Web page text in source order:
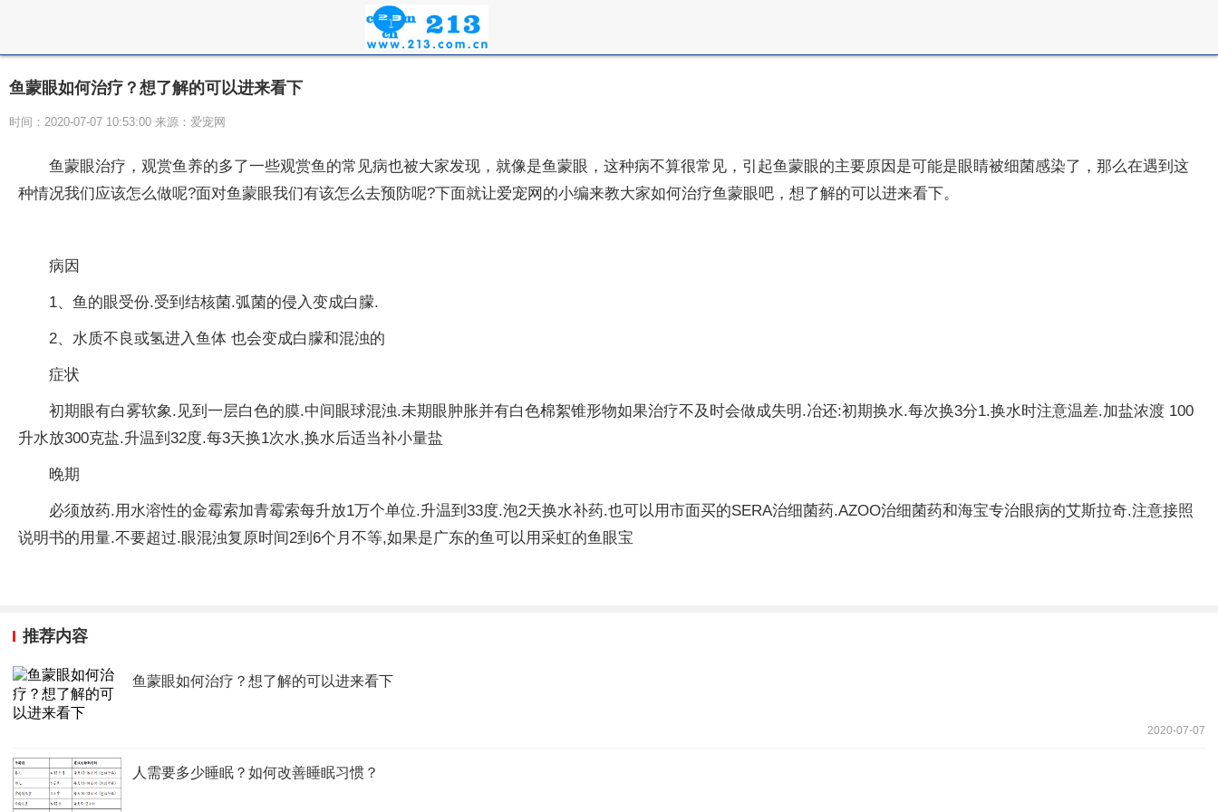
鱼蒙眼如何治疗？想了解的可以进来看下
时间：2020-07-07 10:53:00 来源：爱宠网
鱼蒙眼治疗，观赏鱼养的多了一些观赏鱼的常见病也被大家发现，就像是鱼蒙眼，这种病不算很常见，引起鱼蒙眼的主要原因是可能是眼睛被细菌感染了，那么在遇到这
种情况我们应该怎么做呢?面对鱼蒙眼我们有该怎么去预防呢?下面就让爱宠网的小编来教大家如何治疗鱼蒙眼吧，想了解的可以进来看下。
病因
1、鱼的眼受份.受到结核菌.弧菌的侵入变成白朦.
2、水质不良或氢进入鱼体 也会变成白朦和混浊的
症状
初期眼有白雾软象.见到一层白色的膜.中间眼球混浊.未期眼肿胀并有白色棉絮锥形物如果治疗不及时会做成失明.冶还:初期换水.每次换3分1.换水时注意温差.加盐浓渡 100
升水放300克盐.升温到32度.每3天换1次水,换水后适当补小量盐
晚期
必须放药.用水溶性的金霉索加青霉索每升放1万个单位.升温到33度.泡2天换水补药.也可以用市面买的SERA治细菌药.AZOO治细菌药和海宝专治眼病的艾斯拉奇.注意接照
说明书的用量.不要超过.眼混浊复原时间2到6个月不等,如果是广东的鱼可以用采虹的鱼眼宝
推荐内容
鱼蒙眼如何治疗？想了解的可以进来看下
2020-07-07
人需要多少睡眠？如何改善睡眠习惯？